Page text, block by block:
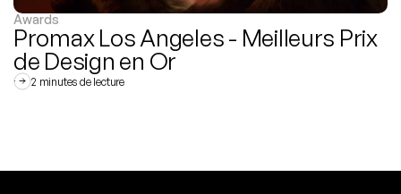
Awards
Promax Los Angeles - Meilleurs Prix
de Design en Or
2 minutes de lecture